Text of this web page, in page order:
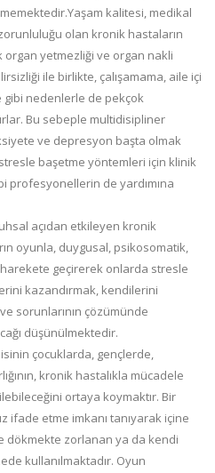
kalitesi, medikal
olan kronik hastaların
yetmezliği ve organ nakli
ile birlikte, çalışamama, aile içi
gibi nedenlerle de pekçok
Bu sebeple multidisipliner
ve depresyon başta olmak
başetme yöntemleri için klinik
profesyonellerin de yardımına
açıdan etkileyen kronik
oyunla, duygusal, psikosomatik,
geçirerek onlarda stresle
kazandırmak, kendilerini
sorunlarının çözümünde
düşünülmektedir.
çocuklarda, gençlerde,
kronik hastalıkla mücadele
ortaya koymaktır. Bir
ifade etme imkanı tanıyarak içine
dökmekte zorlanan ya da kendi
kullanılmaktadır. Oyun